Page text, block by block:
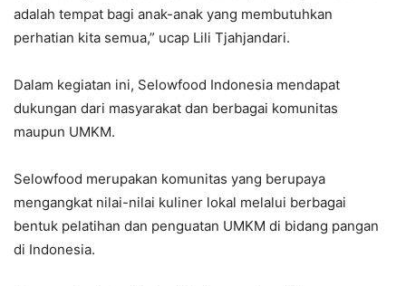
adalah tempat bagi anak-anak yang membutuhkan
perhatian kita semua,” ucap Lili Tjahjandari.
Dalam kegiatan ini, Selowfood Indonesia mendapat
dukungan dari masyarakat dan berbagai komunitas
maupun UMKM.
Selowfood merupakan komunitas yang berupaya
mengangkat nilai-nilai kuliner lokal melalui berbagai
bentuk pelatihan dan penguatan UMKM di bidang pangan
di Indonesia.